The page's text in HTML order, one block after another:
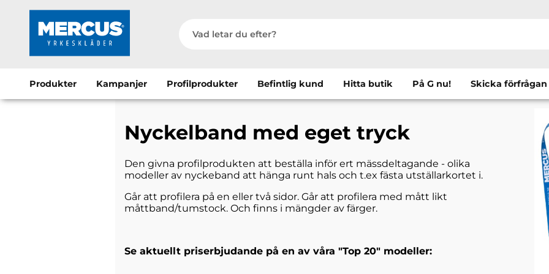
Produkter Kampanjer Profilprodukter Befintlig kund Hitta butik På G nu! Skicka förfrågan
Nyckelband med eget tryck
Den givna profilprodukten att beställa inför ert mässdeltagande - olika
modeller av nyckeband att hänga runt hals och t.ex fästa utställarkortet i.
Går att profilera på en eller två sidor. Går att profilera med mått likt
måttband/tumstock. Och finns i mängder av färger.
Se aktuellt priserbjudande på en av våra "Top 20" modeller: